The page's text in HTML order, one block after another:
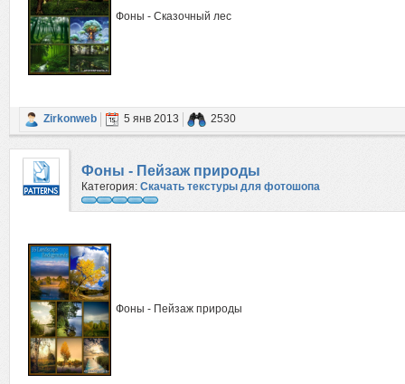
Фоны - Сказочный лес
Zirkonweb 5 янв 2013 2530
Фоны - Пейзаж природы
Категория: Скачать текстуры для фотошопа
Фоны - Пейзаж природы